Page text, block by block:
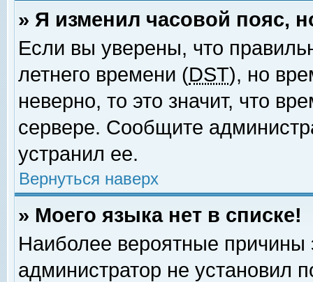
» Я изменил часовой пояс,
Если вы уверены, что
летнего времени (DST), но
неверно, то это значит, что
сервере. Сообщите
устранил ее.
Вернуться наверх
» Моего языка нет в списке!
Наиболее вероятные причины
администратор не установил